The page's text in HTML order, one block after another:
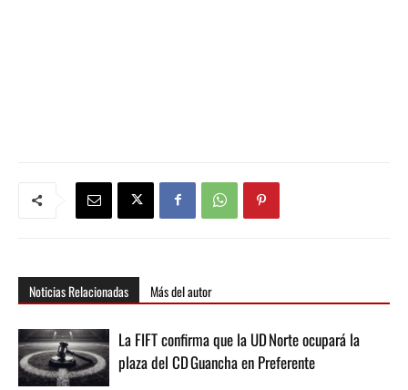
Noticias Relacionadas Más del autor
La FIFT confirma que la UD Norte ocupará la
plaza del CD Guancha en Preferente